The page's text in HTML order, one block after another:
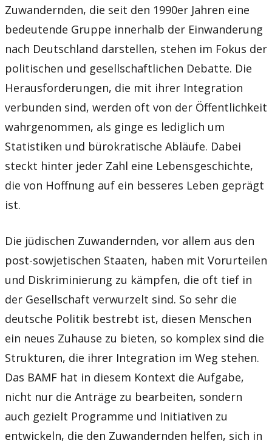
Zuwandernden, die seit den 1990er Jahren eine
bedeutende Gruppe innerhalb der Einwanderung
nach Deutschland darstellen, stehen im Fokus der
politischen und gesellschaftlichen Debatte. Die
Herausforderungen, die mit ihrer Integration
verbunden sind, werden oft von der Öffentlichkeit
wahrgenommen, als ginge es lediglich um
Statistiken und bürokratische Abläufe. Dabei
steckt hinter jeder Zahl eine Lebensgeschichte,
die von Hoffnung auf ein besseres Leben geprägt
ist.
Die jüdischen Zuwandernden, vor allem aus den
post-sowjetischen Staaten, haben mit Vorurteilen
und Diskriminierung zu kämpfen, die oft tief in
der Gesellschaft verwurzelt sind. So sehr die
deutsche Politik bestrebt ist, diesen Menschen
ein neues Zuhause zu bieten, so komplex sind die
Strukturen, die ihrer Integration im Weg stehen.
Das BAMF hat in diesem Kontext die Aufgabe,
nicht nur die Anträge zu bearbeiten, sondern
auch gezielt Programme und Initiativen zu
entwickeln, die den Zuwandernden helfen, sich in